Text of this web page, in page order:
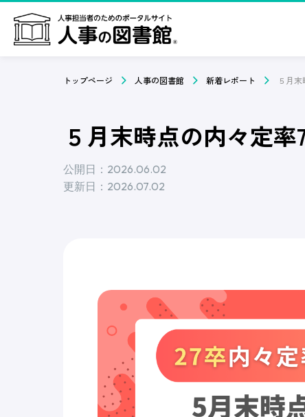
トップページ 人事の図書館 新着レポート
５月末時点の内々定率
公開日：2026.06.02
更新日：2026.07.02